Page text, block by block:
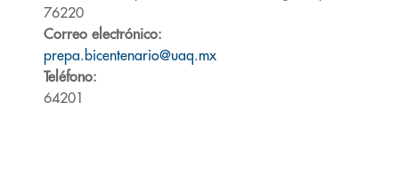
76220
Correo electrónico:
prepa.bicentenario@uaq.mx
Teléfono:
64201